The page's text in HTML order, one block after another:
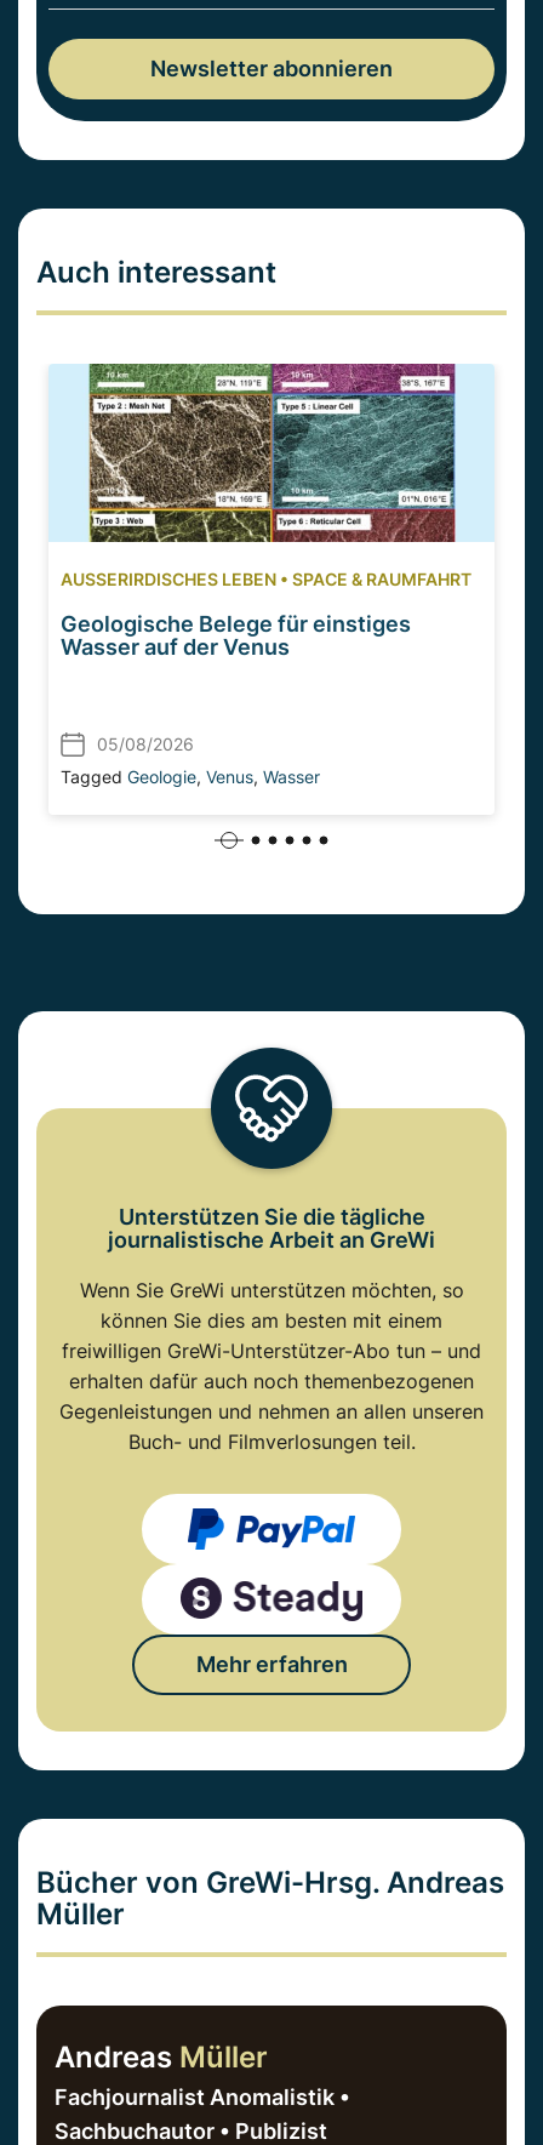
Auch interessant
AUSSERIRDISCHES LEBEN • SPACE & RAUMFAHRT
Geologische Belege für einstiges
Wasser auf der Venus
05/08/2026
Tagged Geologie, Venus, Wasser
Unterstützen Sie die tägliche
journalistische Arbeit an GreWi
Wenn Sie GreWi unterstützen möchten, so
können Sie dies am besten mit einem
freiwilligen GreWi-Unterstützer-Abo tun – und
erhalten dafür auch noch themenbezogenen
Gegenleistungen und nehmen an allen unseren
Buch- und Filmverlosungen teil.
Mehr erfahren
Bücher von GreWi-Hrsg. Andreas
Müller
Andreas Müller
Fachjournalist Anomalistik •
Sachbuchautor • Publizist